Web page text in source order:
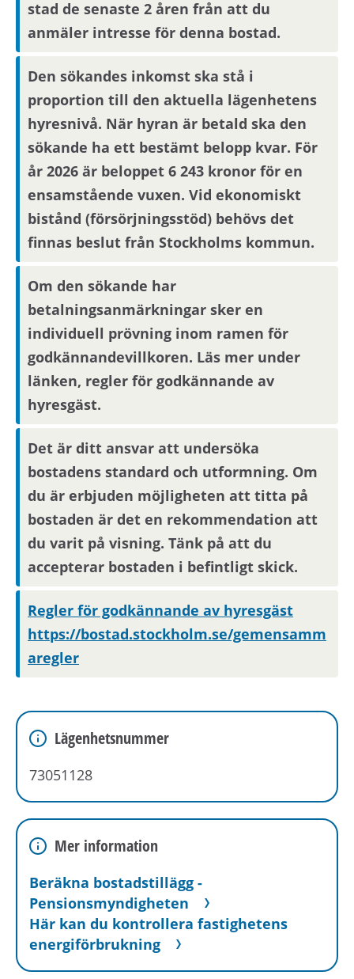
Boendereferenser
kontakta din nuvarande hyresvärd och
godkänna att denne lämnar ut
boendereferenser om dig till den nya
hyresvärden.
stad de senaste 2 åren från att du
anmäler intresse för denna bostad.
Den sökandes inkomst ska stå i
proportion till den aktuella lägenhetens
hyresnivå. När hyran är betald ska den
sökande ha ett bestämt belopp kvar. För
år 2026 är beloppet 6 243 kronor för en
ensamstående vuxen. Vid ekonomiskt
bistånd (försörjningsstöd) behövs det
finnas beslut från Stockholms kommun.
Om den sökande har
betalningsanmärkningar sker en
individuell prövning inom ramen för
godkännandevillkoren. Läs mer under
länken, regler för godkännande av
hyresgäst.
Det är ditt ansvar att undersöka
bostadens standard och utformning. Om
du är erbjuden möjligheten att titta på
bostaden är det en rekommendation att
du varit på visning. Tänk på att du
accepterar bostaden i befintligt skick.
Regler för godkännande av hyresgäst
https://bostad.stockholm.se/gemensamm
aregler
Lägenhetsnummer
73051128
Mer information
Beräkna bostadstillägg -
Pensionsmyndigheten
Här kan du kontrollera fastighetens
energiförbrukning